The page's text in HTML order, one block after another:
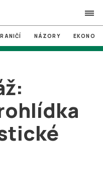
search
NÁZORY